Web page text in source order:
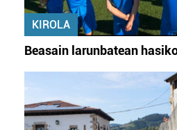
fitxategiak erabiltzen ditu. Zure
zerbitzuak hobetzeko asmoz,
baliatzen gara. Ohar hau
erabiltzeko baimen esplizitua
KIROLA
Beasain larunbatean